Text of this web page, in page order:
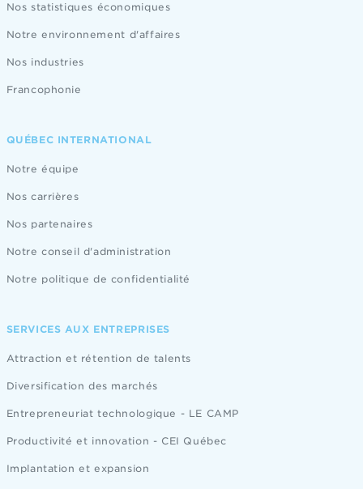
Nos statistiques économiques
Notre environnement d'affaires
Nos industries
Francophonie
QUÉBEC INTERNATIONAL
Notre équipe
Nos carrières
Nos partenaires
Notre conseil d'administration
Notre politique de confidentialité
SERVICES AUX ENTREPRISES
Attraction et rétention de talents
Diversification des marchés
Entrepreneuriat technologique - LE CAMP
Productivité et innovation - CEI Québec
Implantation et expansion